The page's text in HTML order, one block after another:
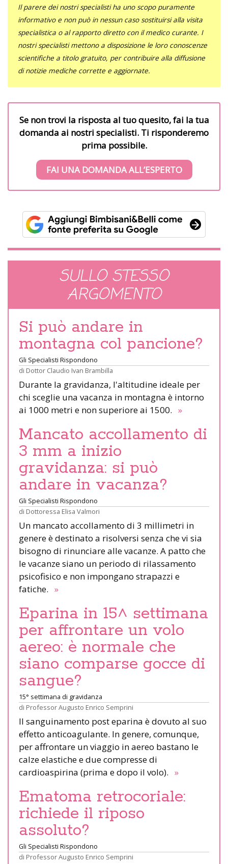
Il parere dei nostri specialisti ha uno scopo puramente
informativo e non può in nessun caso sostituirsi alla visita
specialistica o al rapporto diretto con il medico curante. I
nostri specialisti mettono a disposizione le loro conoscenze
scientifiche a titolo gratuito, per contribuire alla diffusione
di notizie mediche corrette e aggiornate.
Se non trovi la risposta al tuo quesito, fai la tua
domanda ai nostri specialisti. Ti risponderemo
prima possibile.
FAI UNA DOMANDA ALL’ESPERTO
SULLO STESSO
ARGOMENTO
Si può andare in
montagna col pancione?
Gli Specialisti Rispondono
di Dottor Claudio Ivan Brambilla
Durante la gravidanza, l'altitudine ideale per
chi sceglie una vacanza in montagna è intorno
ai 1000 metri e non superiore ai 1500. »
Mancato accollamento di
3 mm a inizio
gravidanza: si può
andare in vacanza?
Gli Specialisti Rispondono
di Dottoressa Elisa Valmori
Un mancato accollamento di 3 millimetri in
genere è destinato a risolversi senza che vi sia
bisogno di rinunciare alle vacanze. A patto che
le vacanze siano un periodo di rilassamento
psicofisico e non impongano strapazzi e
fatiche. »
Eparina in 15^ settimana
per affrontare un volo
aereo: è normale che
siano comparse gocce di
sangue?
15° settimana di gravidanza
di Professor Augusto Enrico Semprini
Il sanguinamento post eparina è dovuto al suo
effetto anticoagulante. In genere, comunque,
per affrontare un viaggio in aereo bastano le
calze elastiche e due compresse di
cardioaspirina (prima e dopo il volo). »
Ematoma retrocoriale:
richiede il riposo
assoluto?
Gli Specialisti Rispondono
di Professor Augusto Enrico Semprini